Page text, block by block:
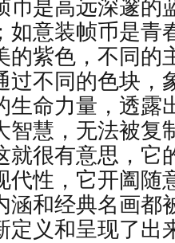
币是高远深邃的
如意装帧币是青
的紫色，不同的
过不同的色块，
生命力量，透露
智慧，无法被复
就很有意思，它
代性，它开阖随
涵和经典名画都
定义和呈现了出